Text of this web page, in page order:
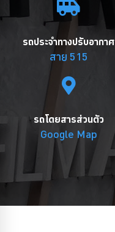
รถประจำทางปรับอากาศ
สาย 515
รถโดยสารส่วนตัว
Google Map